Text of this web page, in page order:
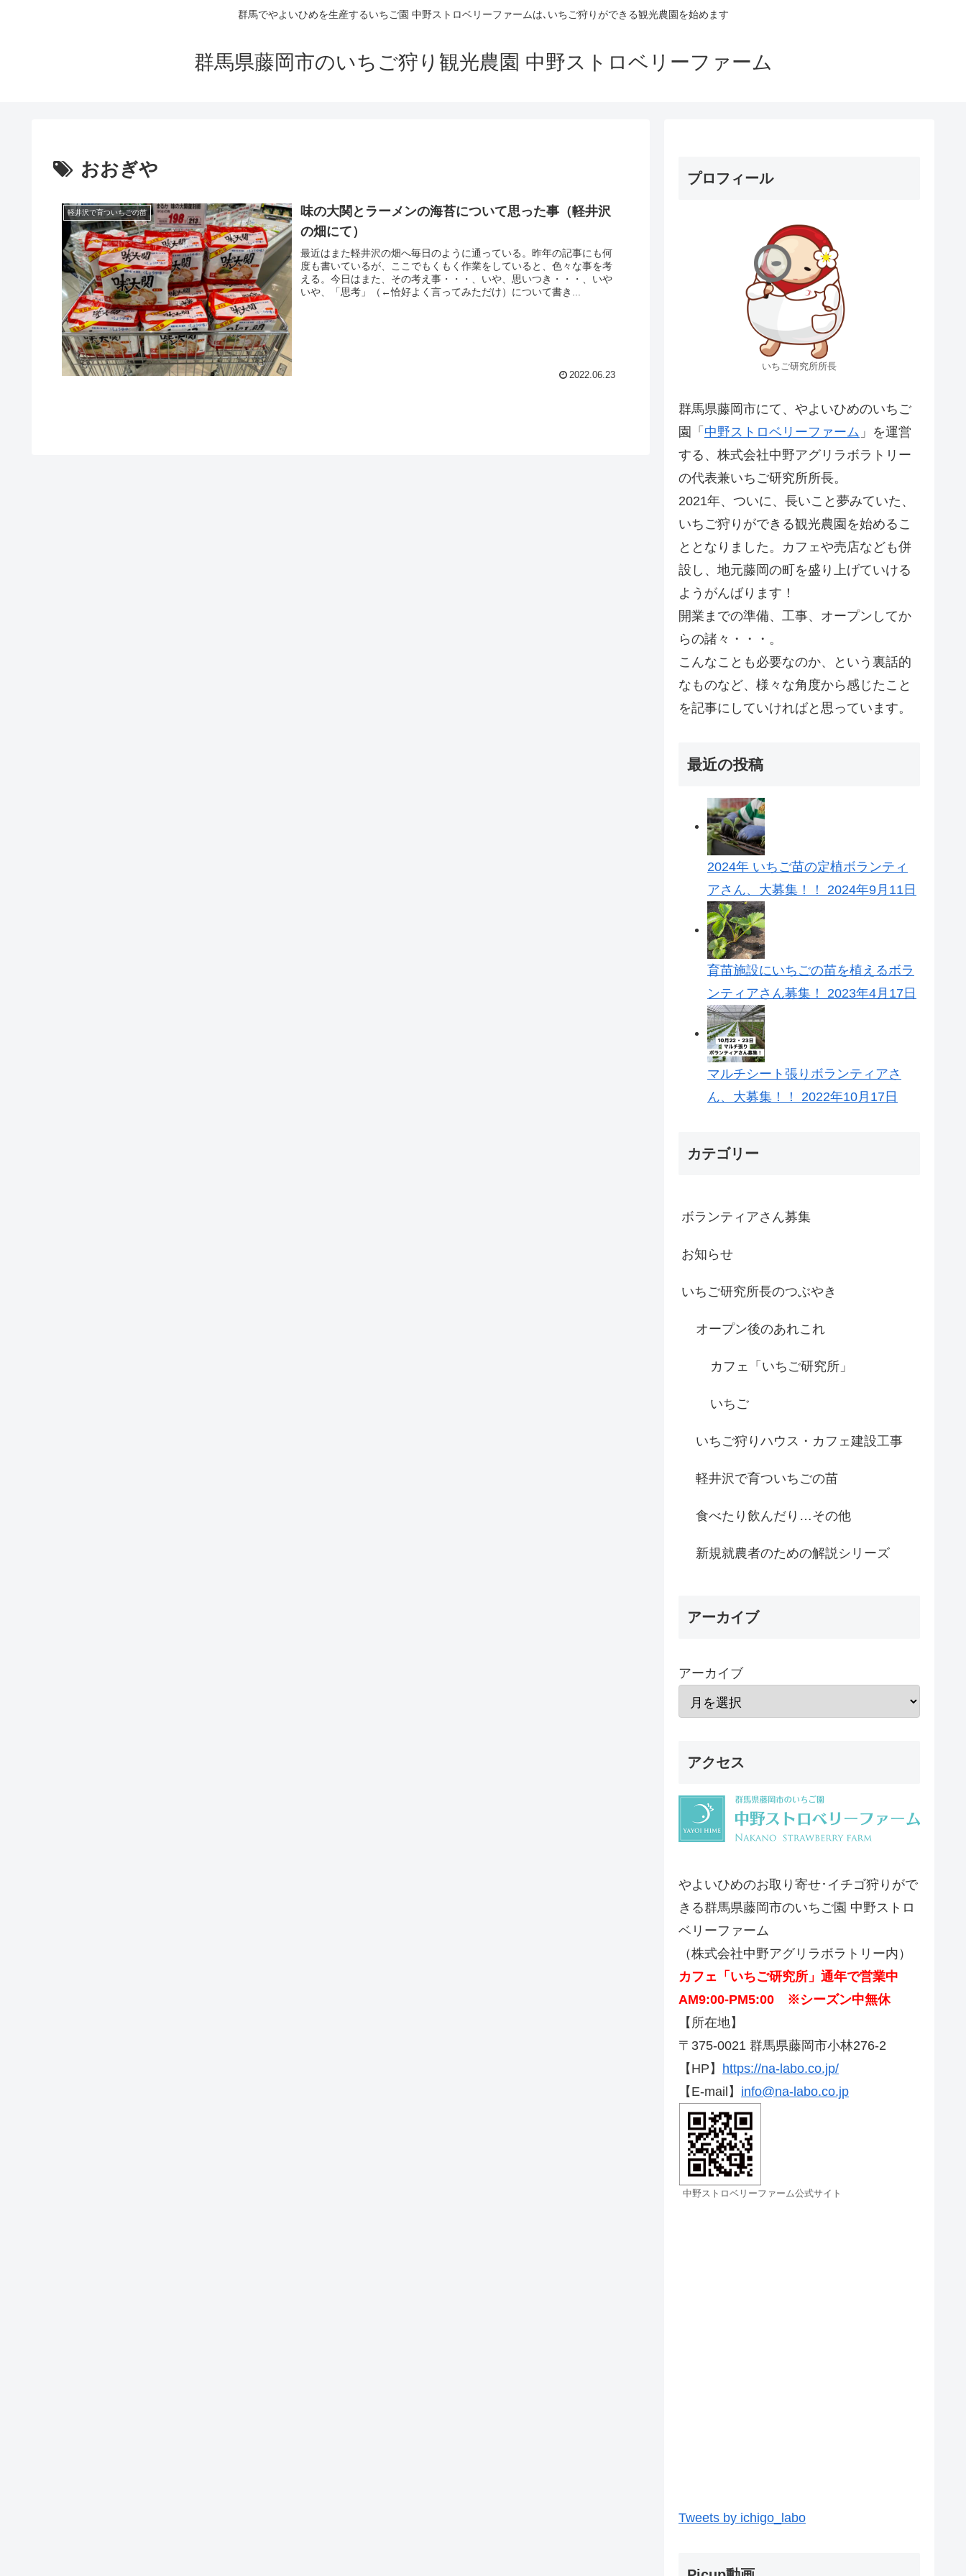
群馬でやよいひめを生産するいちご園 中野ストロベリーファームは､いちご狩りができる観光農園を始めます
群馬県藤岡市のいちご狩り観光農園 中野ストロベリーファーム
おおぎや
軽井沢で育ついちごの苗
味の大関とラーメンの海苔について思った事（軽井沢
の畑にて）
最近はまた軽井沢の畑へ毎日のように通っている。昨年の記事にも何
度も書いているが、ここでもくもく作業をしていると、色々な事を考
える。今日はまた、その考え事・・・、いや、思いつき・・・、いや
いや、「思考」（←恰好よく言ってみただけ）について書き...
2022.06.23
プロフィール
いちご研究所所長
群馬県藤岡市にて、やよいひめのいちご
園「 中野ストロベリーファーム 」を運営
する、株式会社中野アグリラボラトリー
の代表兼いちご研究所所長。
2021年、ついに、長いこと夢みていた、
いちご狩りができる観光農園を始めるこ
ととなりました。カフェや売店なども併
設し、地元藤岡の町を盛り上げていける
ようがんばります！
開業までの準備、工事、オープンしてか
らの諸々・・・。
こんなことも必要なのか、という裏話的
なものなど、様々な角度から感じたこと
を記事にしていければと思っています。
最近の投稿
2024年 いちご苗の定植ボランティ
アさん、大募集！！
2024年9月11日
育苗施設にいちごの苗を植えるボラ
ンティアさん募集！
2023年4月17日
マルチシート張りボランティアさ
ん、大募集！！
2022年10月17日
カテゴリー
ボランティアさん募集
お知らせ
いちご研究所長のつぶやき
オープン後のあれこれ
カフェ「いちご研究所」
いちご
いちご狩りハウス・カフェ建設工事
軽井沢で育ついちごの苗
食べたり飲んだり…その他
新規就農者のための解説シリーズ
アーカイブ
アーカイブ
アクセス
やよいひめのお取り寄せ･イチゴ狩りがで
きる群馬県藤岡市のいちご園 中野ストロ
ベリーファーム
（株式会社中野アグリラボラトリー内）
カフェ「いちご研究所」通年で営業中
AM9:00-PM5:00 ※シーズン中無休
【所在地】
〒375-0021 群馬県藤岡市小林276-2
【HP】 https://na-labo.co.jp/
【E-mail】 info@na-labo.co.jp
中野ストロベリーファーム公式サイト
Tweets by ichigo_labo